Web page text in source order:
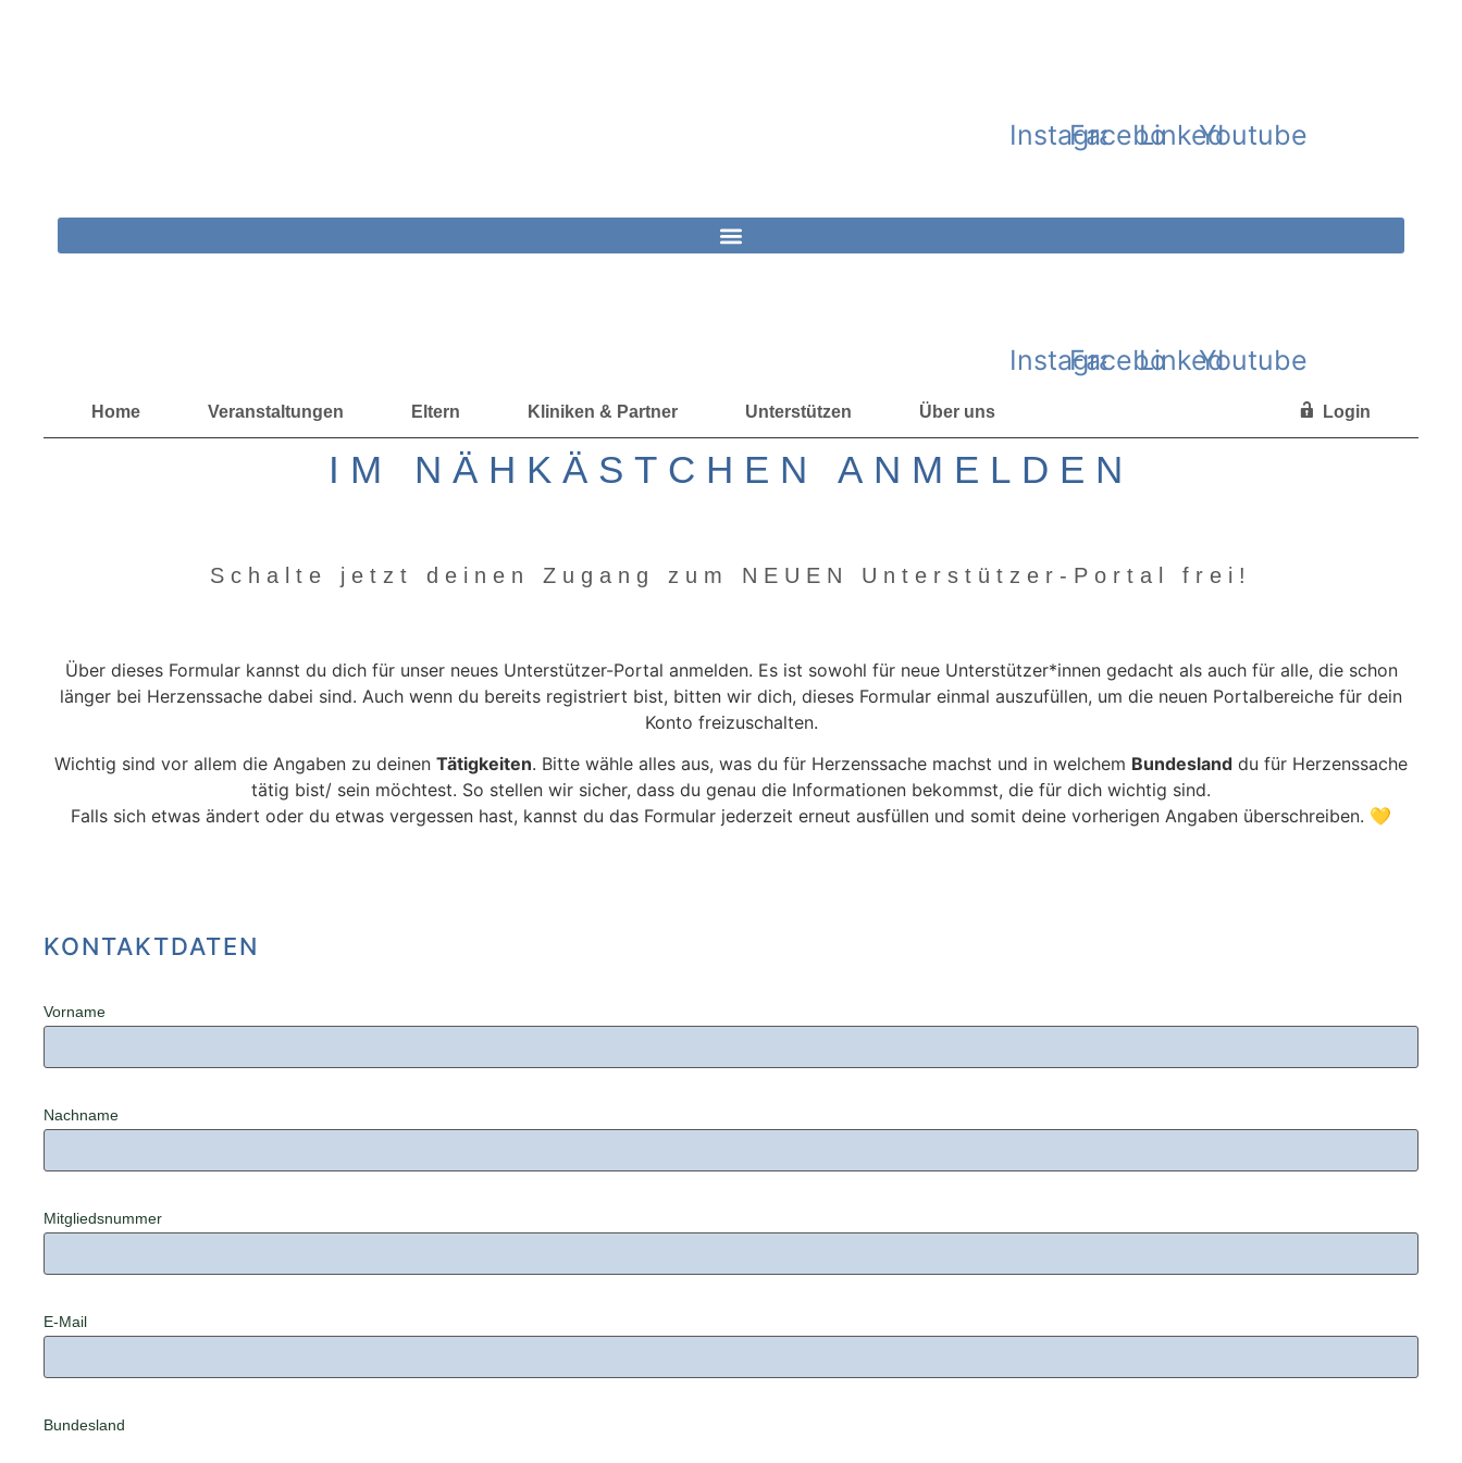
Instagram
Facebook
LinkedinYoutube
Instagram
Facebook
LinkedinYoutube
Home Veranstaltungen Eltern Kliniken & Partner Unterstützen Über uns Login
IM NÄHKÄSTCHEN ANMELDEN
Schalte jetzt deinen Zugang zum NEUEN Unterstützer-Portal frei!
Über dieses Formular kannst du dich für unser neues Unterstützer-Portal anmelden. Es ist sowohl für neue Unterstützer*innen gedacht als auch für alle, die schon
länger bei Herzenssache dabei sind. Auch wenn du bereits registriert bist, bitten wir dich, dieses Formular einmal auszufüllen, um die neuen Portalbereiche für dein
Konto freizuschalten.
Wichtig sind vor allem die Angaben zu deinen Tätigkeiten. Bitte wähle alles aus, was du für Herzenssache machst und in welchem Bundesland du für Herzenssache
tätig bist/ sein möchtest. So stellen wir sicher, dass du genau die Informationen bekommst, die für dich wichtig sind.
Falls sich etwas ändert oder du etwas vergessen hast, kannst du das Formular jederzeit erneut ausfüllen und somit deine vorherigen Angaben überschreiben. 💛
KONTAKTDATEN
Vorname
Nachname
Mitgliedsnummer
E-Mail
Bundesland